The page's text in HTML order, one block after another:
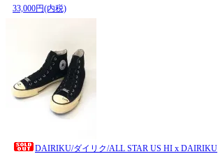
33,000円(内税)
DAIRIKU/ダイリク/ALL STAR US HI x DAIRIKU